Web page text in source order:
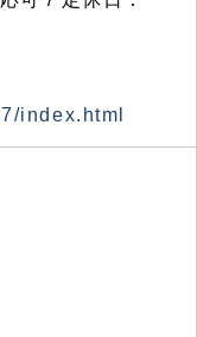
index.html